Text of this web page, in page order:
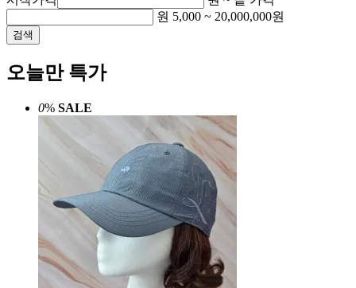
원 5,000 ~ 20,000,000원
검색
오늘만 특가
0% SALE